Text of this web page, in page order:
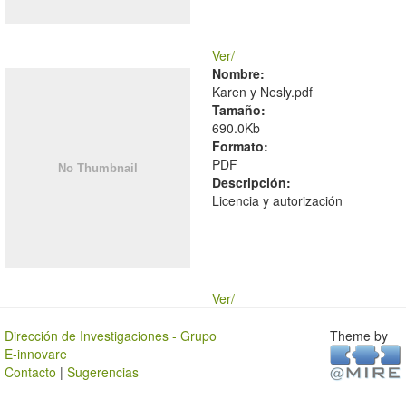
Ver/
Nombre:
Karen y Nesly.pdf
Tamaño:
690.0Kb
Formato:
PDF
Descripción:
Licencia y autorización
Ver/
Dirección de Investigaciones - Grupo
E-innovare
Contacto | Sugerencias
Theme by